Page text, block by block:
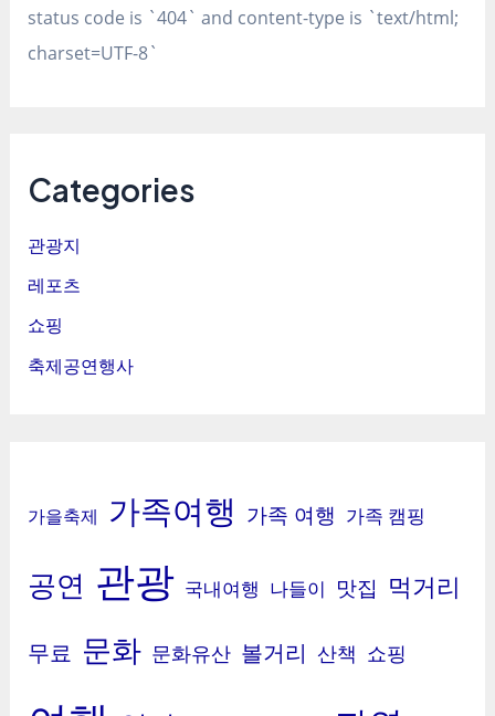
status code is `404` and content-type is `text/html;
charset=UTF-8`
Categories
관광지
레포츠
쇼핑
축제공연행사
가을축제 가족여행 가족 여행 가족 캠핑
공연 관광 국내여행 나들이 맛집 먹거리
무료 문화 문화유산 볼거리 산책 쇼핑